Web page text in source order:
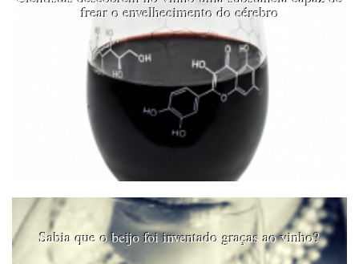
frear o envelhecimento do cérebro
Sabia que o beijo foi inventado graças ao vinho?